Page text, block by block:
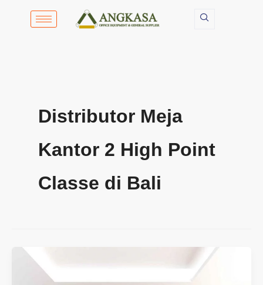
Distributor Meja
Kantor 2 High Point
Classe di Bali